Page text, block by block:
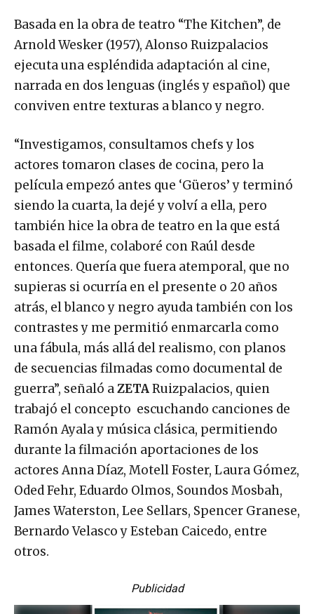
Basada en la obra de teatro “The Kitchen”, de
Arnold Wesker (1957), Alonso Ruizpalacios
ejecuta una espléndida adaptación al cine,
narrada en dos lenguas (inglés y español) que
conviven entre texturas a blanco y negro.
“Investigamos, consultamos chefs y los
actores tomaron clases de cocina, pero la
película empezó antes que ‘Güeros’ y terminó
siendo la cuarta, la dejé y volví a ella, pero
también hice la obra de teatro en la que está
basada el filme, colaboré con Raúl desde
entonces. Quería que fuera atemporal, que no
supieras si ocurría en el presente o 20 años
atrás, el blanco y negro ayuda también con los
contrastes y me permitió enmarcarla como
una fábula, más allá del realismo, con planos
de secuencias filmadas como documental de
guerra”, señaló aZETARuizpalacios, quien
trabajó el concepto escuchando canciones de
Ramón Ayala y música clásica, permitiendo
durante la filmación aportaciones de los
actores Anna Díaz, Motell Foster, Laura Gómez,
Oded Fehr, Eduardo Olmos, Soundos Mosbah,
James Waterston, Lee Sellars, Spencer Granese,
Bernardo Velasco y Esteban Caicedo, entre
otros.
Publicidad